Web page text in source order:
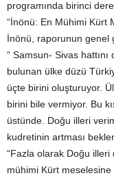
programında birinci
“İnönü: En Mühimi Kürt
İnönü, raporunun genel
“ Samsun- Sivas hattını
bulunan ülke düzü
üçte birini oluşturuyor.
birini bile vermiyor. Bu
üstünde. Doğu illeri
kudretinin artması
“Fazla olarak Doğu
mühimi Kürt